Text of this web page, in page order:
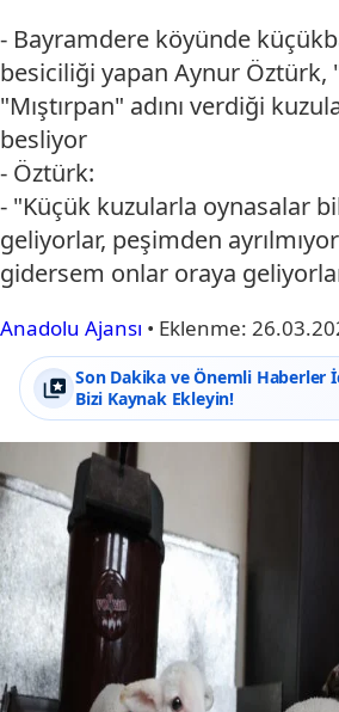
- Bayramdere köyünde
besiciliği yapan Aynur Öztürk,
"Mıştırpan" adını verdiği
besliyor
- Öztürk:
- "Küçük kuzularla oynasalar
geliyorlar, peşimden
gidersem onlar oraya
Anadolu Ajansı • Eklenme:
Son Dakika ve Önemli Haberler
Bizi Kaynak Ekleyin!